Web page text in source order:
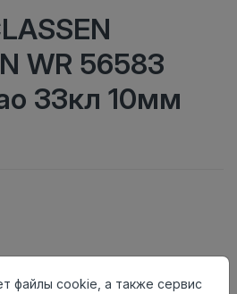
WR 56583
33кл 10мм
файлы cookie, а также сервис